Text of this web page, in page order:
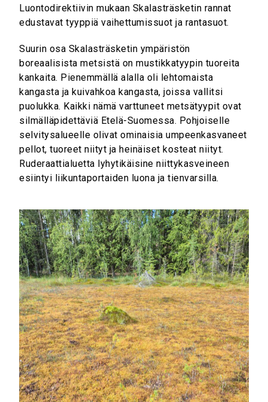
Luontodirektiivin mukaan Skalasträsketin rannat
edustavat tyyppiä vaihettumissuot ja rantasuot.
Suurin osa Skalasträsketin ympäristön
boreaalisista metsistä on mustikkatyypin tuoreita
kankaita. Pienemmällä alalla oli lehtomaista
kangasta ja kuivahkoa kangasta, joissa vallitsi
puolukka. Kaikki nämä varttuneet metsätyypit ovat
silmälläpidettäviä Etelä-Suomessa. Pohjoiselle
selvitysalueelle olivat ominaisia umpeenkasvaneet
pellot, tuoreet niityt ja heinäiset kosteat niityt.
Ruderaattialuetta lyhytikäisine niittykasveineen
esiintyi liikuntaportaiden luona ja tienvarsilla.